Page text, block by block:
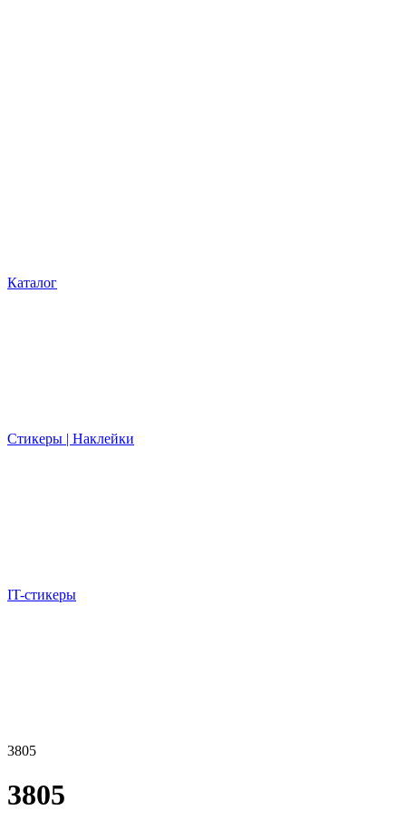
Каталог
Стикеры | Наклейки
IT-стикеры
3805
3805